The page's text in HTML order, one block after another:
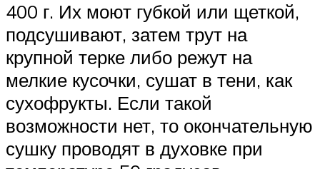
400 г. Их моют губкой или щеткой,
подсушивают, затем трут на
крупной терке либо режут на
мелкие кусочки, сушат в тени, как
сухофрукты. Если такой
возможности нет, то окончательную
сушку проводят в духовке при